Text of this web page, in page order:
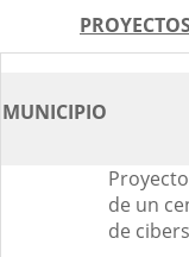
MUNICIPIO
de un
de